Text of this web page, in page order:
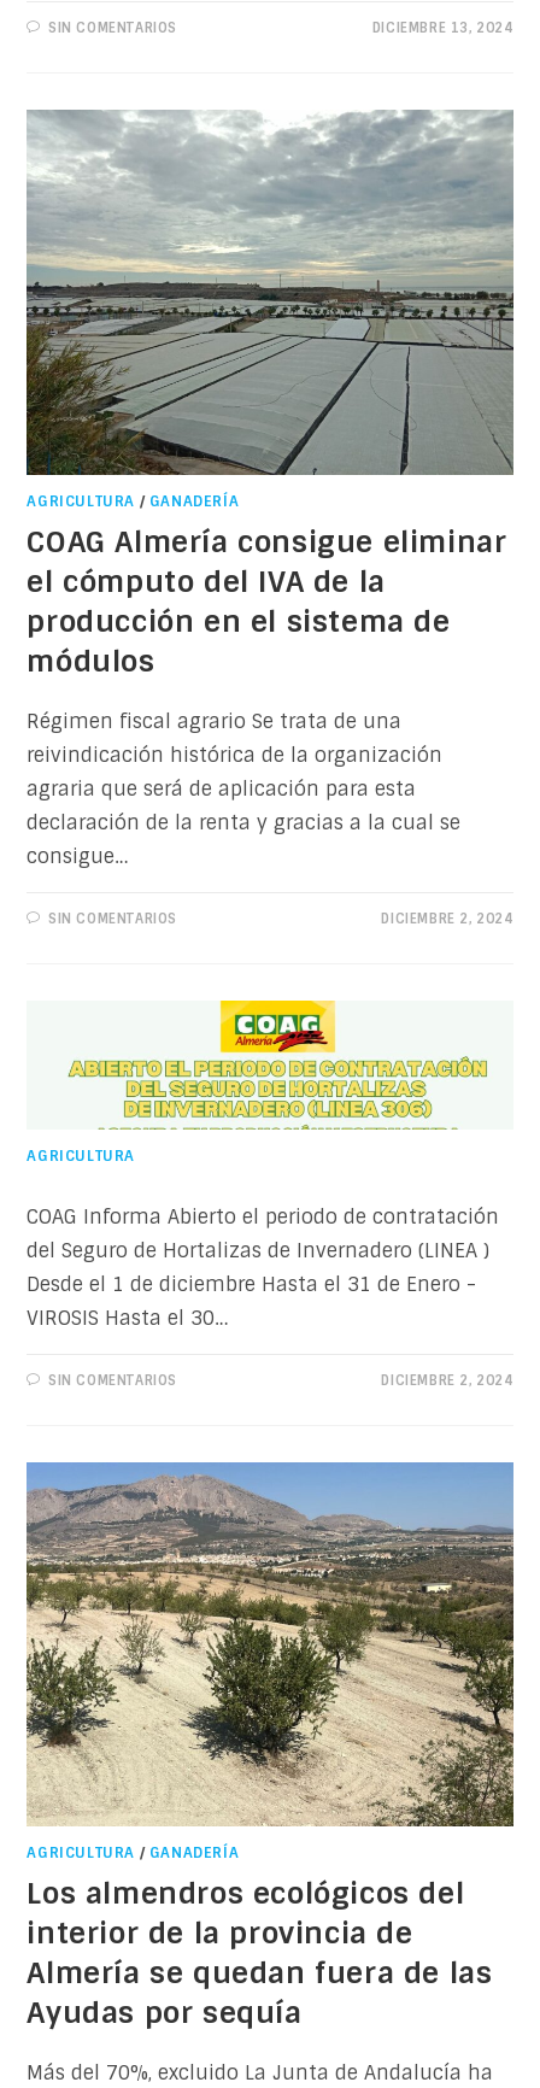
SIN COMENTARIOS DICIEMBRE 13, 2024
AGRICULTURA / GANADERÍA
COAG Almería consigue eliminar
el cómputo del IVA de la
producción en el sistema de
módulos
Régimen fiscal agrario Se trata de una
reivindicación histórica de la organización
agraria que será de aplicación para esta
declaración de la renta y gracias a la cual se
consigue…
SIN COMENTARIOS DICIEMBRE 2, 2024
AGRICULTURA
COAG Informa Abierto el periodo de contratación
del Seguro de Hortalizas de Invernadero (LINEA )
Desde el 1 de diciembre Hasta el 31 de Enero -
VIROSIS Hasta el 30…
SIN COMENTARIOS DICIEMBRE 2, 2024
AGRICULTURA / GANADERÍA
Los almendros ecológicos del
interior de la provincia de
Almería se quedan fuera de las
Ayudas por sequía
Más del 70%, excluido La Junta de Andalucía ha